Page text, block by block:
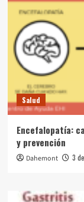
Salud
Encefalopatía:
y prevención
Dahemont 3